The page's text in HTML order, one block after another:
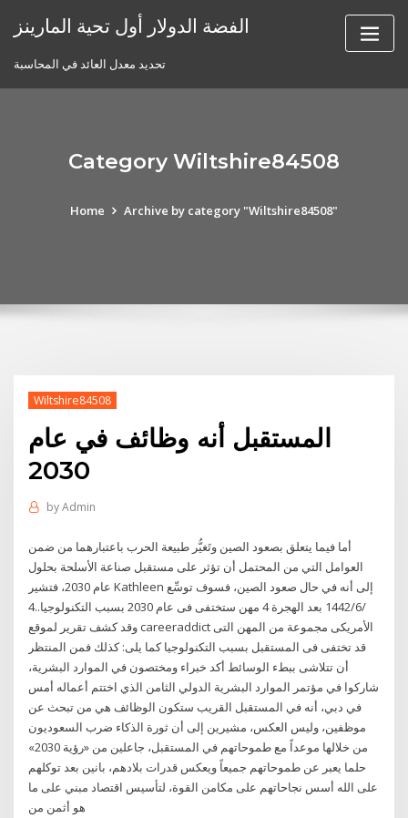
الفضة الدولار أول تحية المارينز
تحديد معدل العائد في المحاسبة
Category Wiltshire84508
Home Archive by category "Wiltshire84508"
Wiltshire84508
المستقبل أنه وظائف في عام
2030
byAdmin
أما فيما يتعلق بصعود الصين وتَغيُّر طبيعة الحرب باعتبارهما من ضمن
العوامل التي من المحتمل أن تؤثر على مستقبل صناعة الأسلحة بحلول
عام 2030، فتشير Kathleen إلى أنه في حال صعود الصين، فسوف توسِّع
4‏‏/6‏‏/1442 بعد الهجرة 4 مهن ستختفى فى عام 2030 بسبب التكنولوجيا..
وقد كشف تقرير لموقع careeraddict الأمريكى مجموعة من المهن التى
قد تختفى فى المستقبل بسبب التكنولوجيا كما يلى: كذلك فمن المنتظر
أن تتلاشى ببطء الوسائط أكد خبراء ومختصون في الموارد البشرية،
شاركوا في مؤتمر الموارد البشرية الدولي الثامن الذي اختتم أعماله أمس
في دبي، أنه في المستقبل القريب ستكون الوظائف هي من تبحث عن
موظفين، وليس العكس، مشيرين إلى أن ثورة الذكاء ضرب السعوديون
من خلالها موعداً مع طموحاتهم في المستقبل، جاعلين من «رؤية 2030»
حلما يعبر عن طموحاتهم جميعاً ويعكس قدرات بلادهم، بانين بعد توكلهم
على الله أسس نجاحاتهم على مكامن القوة، لتأسيس اقتصاد مبني على ما
هو أثمن من